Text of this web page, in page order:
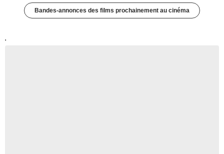
Bandes-annonces des films prochainement au cinéma
'